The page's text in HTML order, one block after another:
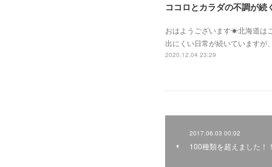
ココロとカラダの不調が続
おはようございます☀北海道は
出にくい日常が続いていますが
2020.12.04 23:29
2017.06.03 00:02
100種類を超えました！！